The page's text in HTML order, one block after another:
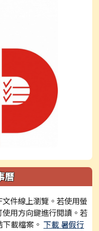
曆
件線上瀏覽。若使用螢
用方向鍵進行閱讀。若
載檔案。 下載 暑假行